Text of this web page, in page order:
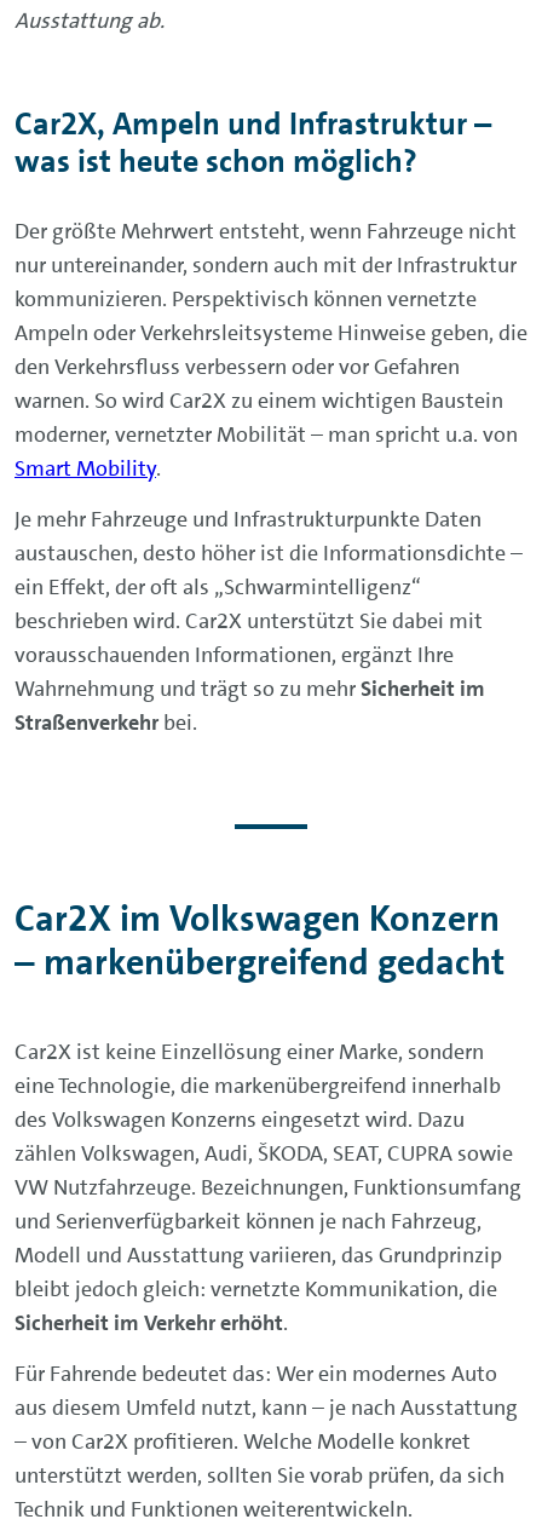
Ausstattung ab.
Car2X, Ampeln und Infrastruktur –
was ist heute schon möglich?
Der größte Mehrwert entsteht, wenn Fahrzeuge nicht
nur untereinander, sondern auch mit der Infrastruktur
kommunizieren. Perspektivisch können vernetzte
Ampeln oder Verkehrsleitsysteme Hinweise geben, die
den Verkehrsfluss verbessern oder vor Gefahren
warnen. So wird Car2X zu einem wichtigen Baustein
moderner, vernetzter Mobilität – man spricht u.a. von
Smart Mobility.
Je mehr Fahrzeuge und Infrastrukturpunkte Daten
austauschen, desto höher ist die Informationsdichte –
ein Effekt, der oft als „Schwarmintelligenz“
beschrieben wird. Car2X unterstützt Sie dabei mit
vorausschauenden Informationen, ergänzt Ihre
Wahrnehmung und trägt so zu mehrSicherheit im
Straßenverkehr bei.
Car2X im Volkswagen Konzern
– markenübergreifend gedacht
Car2X ist keine Einzellösung einer Marke, sondern
eine Technologie, die markenübergreifend innerhalb
des Volkswagen Konzerns eingesetzt wird. Dazu
zählen Volkswagen, Audi, ŠKODA, SEAT, CUPRA sowie
VW Nutzfahrzeuge. Bezeichnungen, Funktionsumfang
und Serienverfügbarkeit können je nach Fahrzeug,
Modell und Ausstattung variieren, das Grundprinzip
bleibt jedoch gleich: vernetzte Kommunikation, die
Sicherheit im Verkehr erhöht.
Für Fahrende bedeutet das: Wer ein modernes Auto
aus diesem Umfeld nutzt, kann – je nach Ausstattung
– von Car2X profitieren. Welche Modelle konkret
unterstützt werden, sollten Sie vorab prüfen, da sich
Technik und Funktionen weiterentwickeln.